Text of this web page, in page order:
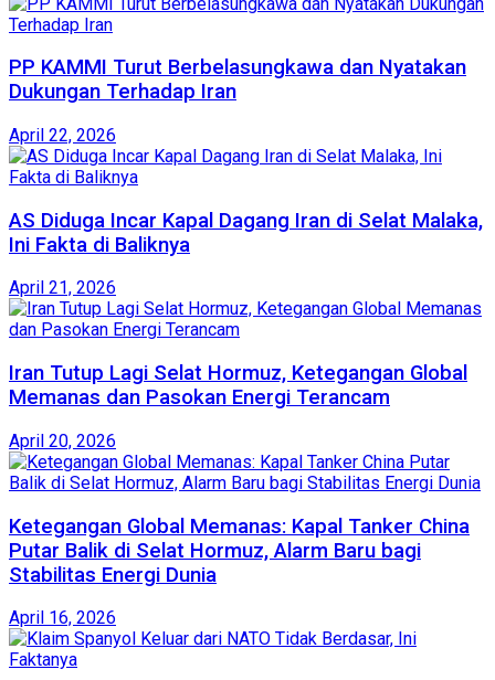
PP KAMMI Turut Berbelasungkawa dan Nyatakan
Dukungan Terhadap Iran
April 22, 2026
AS Diduga Incar Kapal Dagang Iran di Selat Malaka,
Ini Fakta di Baliknya
April 21, 2026
Iran Tutup Lagi Selat Hormuz, Ketegangan Global
Memanas dan Pasokan Energi Terancam
April 20, 2026
Ketegangan Global Memanas: Kapal Tanker China
Putar Balik di Selat Hormuz, Alarm Baru bagi
Stabilitas Energi Dunia
April 16, 2026